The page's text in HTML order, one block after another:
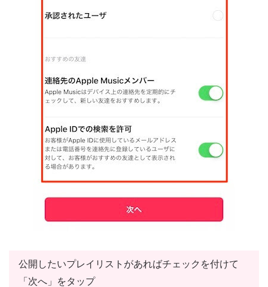
公開したいプレイリストがあればチェックを付けて
「次へ」をタップ